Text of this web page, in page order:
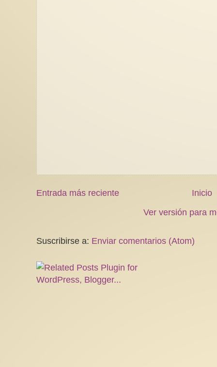
Entrada más reciente
Inicio
Ver versión para
Suscribirse a: Enviar comentarios (Atom)